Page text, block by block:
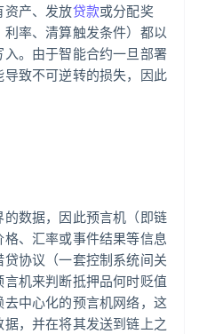
资产、发放贷款或分配奖
率、清算触发条件）都以
。由于智能合约一旦部署
致不可逆转的损失，因此
数据，因此预言机（即链
、汇率或事件结果等信息
协议（一套控制系统间关
机来判断抵押品何时贬值
中心化的预言机网络，这
，并在将其发送到链上之